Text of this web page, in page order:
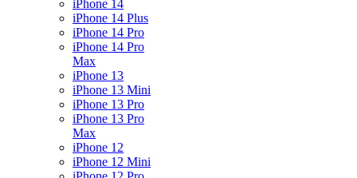
iPhone 14
iPhone 14 Plus
iPhone 14 Pro
iPhone 14 Pro
Max
iPhone 13
iPhone 13 Mini
iPhone 13 Pro
iPhone 13 Pro
Max
iPhone 12
iPhone 12 Mini